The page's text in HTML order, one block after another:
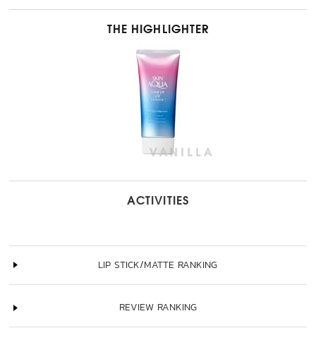
THE HIGHLIGHTER
ACTIVITIES
LIP STICK/MATTE RANKING
REVIEW RANKING